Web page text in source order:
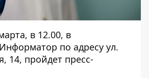
в 12.00, в
по адресу ул.
14, пройдет пресс-